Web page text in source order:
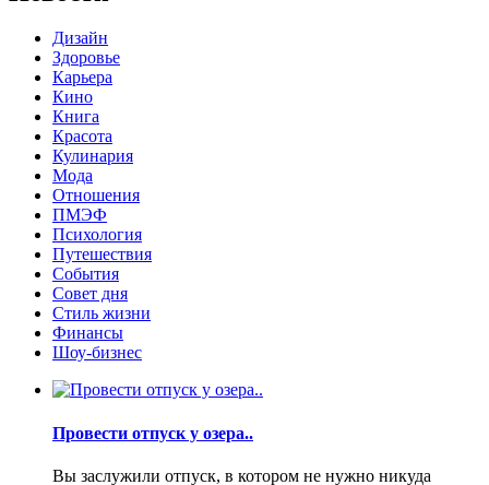
Дизайн
Здоровье
Карьера
Кино
Книга
Красота
Кулинария
Мода
Отношения
ПМЭФ
Психология
Путешествия
События
Совет дня
Стиль жизни
Финансы
Шоу-бизнес
Провести отпуск у озера..
Вы заслужили отпуск, в котором не нужно никуда